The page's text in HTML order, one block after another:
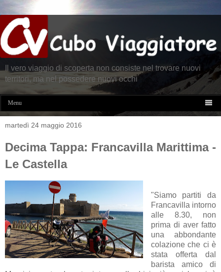
Il vero viaggio di scoperta non consiste nel trovare nuovi
territori, ma nel possedere nuovi occhi
Menu 
martedì 24 maggio 2016
Decima Tappa: Francavilla Marittima -
Le Castella
"Siamo partiti da
Francavilla intorno
alle 8.30, non
prima di aver fatto
una abbondante
colazione che ci è
stata offerta dal
barista amico di